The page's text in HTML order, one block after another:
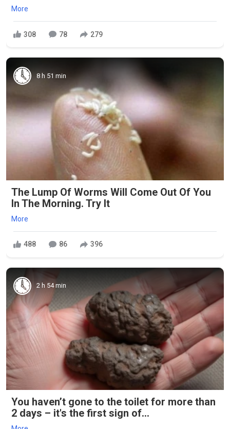
More
308 78 279
8 h 51 min
The Lump Of Worms Will Come Out Of You
In The Morning. Try It
More
488 86 396
2 h 54 min
You haven’t gone to the toilet for more than
2 days – it's the first sign of...